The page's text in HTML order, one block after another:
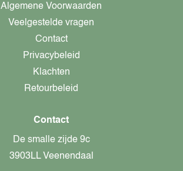
Algemene Voorwaarden
Veelgestelde vragen
Contact
Privacybeleid
Klachten
Retourbeleid
Contact
De smalle zijde 9c
3903LL Veenendaal